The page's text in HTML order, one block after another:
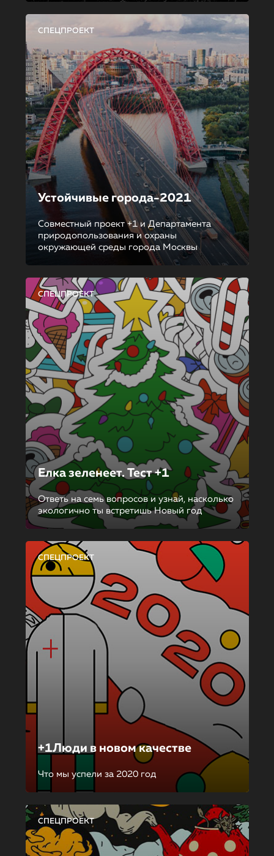
СПЕЦПРОЕКТ
Устойчивые города-2021
Совместный проект +1 и Департамента
природопользования и охраны
окружающей среды города Москвы
СПЕЦПРОЕКТ
Елка зеленеет. Тест +1
Ответь на семь вопросов и узнай, насколько
экологично ты встретишь Новый год
СПЕЦПРОЕКТ
+1Люди в новом качестве
Что мы успели за 2020 год
СПЕЦПРОЕКТ